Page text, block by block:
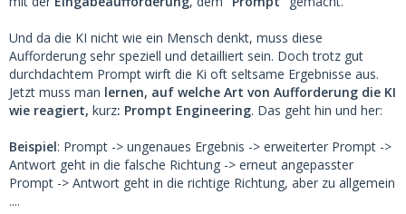
Und da die KI nicht wie ein Mensch denkt, muss diese
Aufforderung sehr speziell und detailliert sein. Doch trotz gut
durchdachtem Prompt wirft die Ki oft seltsame Ergebnisse aus.
Jetzt muss man lernen, auf welche Art von Aufforderung die KI
wie reagiert, kurz: Prompt Engineering. Das geht hin und her:
Beispiel: Prompt -> ungenaues Ergebnis -> erweiterter Prompt ->
Antwort geht in die falsche Richtung -> erneut angepasster
Prompt -> Antwort geht in die richtige Richtung, aber zu allgemein
....